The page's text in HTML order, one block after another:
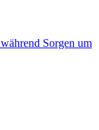
Sorgen um